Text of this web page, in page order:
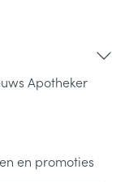
Apotheker
en promoties